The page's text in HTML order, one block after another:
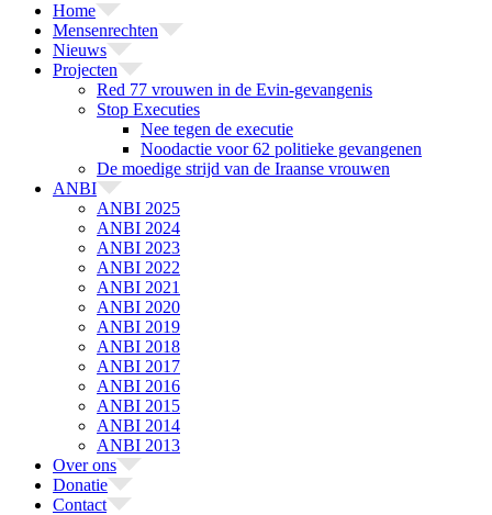
Home
Mensenrechten
Nieuws
Projecten
Red 77 vrouwen in de Evin-gevangenis
Stop Executies
Nee tegen de executie
Noodactie voor 62 politieke gevangenen
De moedige strijd van de Iraanse vrouwen
ANBI
ANBI 2025
ANBI 2024
ANBI 2023
ANBI 2022
ANBI 2021
ANBI 2020
ANBI 2019
ANBI 2018
ANBI 2017
ANBI 2016
ANBI 2015
ANBI 2014
ANBI 2013
Over ons
Donatie
Contact